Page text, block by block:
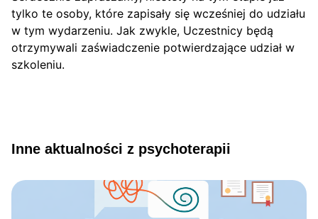
tylko te osoby, które zapisały się wcześniej do udziału
w tym wydarzeniu. Jak zwykle, Uczestnicy będą
otrzymywali zaświadczenie potwierdzające udział w
szkoleniu.
Inne aktualności z psychoterapii